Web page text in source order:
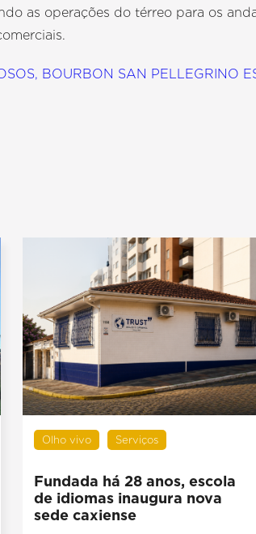
as operações do térreo para os
BOURBON SAN PELLEGRINO
Olho vivo Serviços
Fundada há 28 anos, escola
de idiomas inaugura nova
sede caxiense